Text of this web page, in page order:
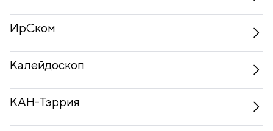
ИрСком
Калейдоскоп
КАН-Тэррия